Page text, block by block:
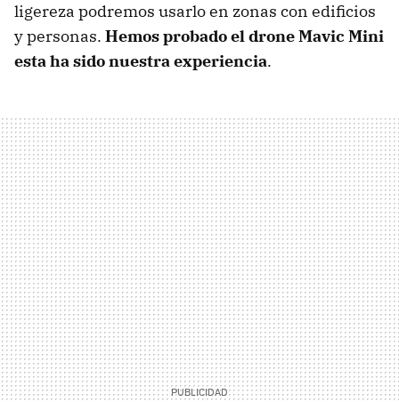
ligereza podremos usarlo en zonas con edificios
y personas. Hemos probado el drone Mavic Mini
esta ha sido nuestra experiencia.